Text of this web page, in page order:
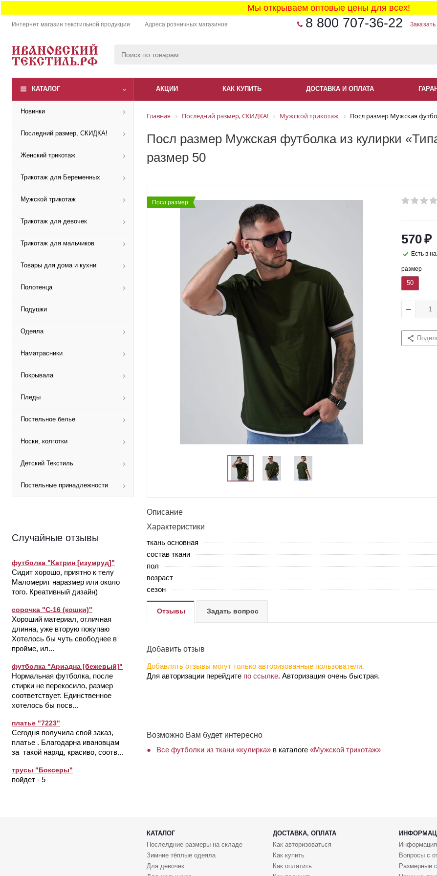
Мы открываем оптовые цены для всех!
Интернет магазин текстильной продукции Адреса розничных магазинов 8 800 707-36-22 Заказать
КАТАЛОГ АКЦИИ КАК КУПИТЬ ДОСТАВКА И ОПЛАТА
Новинки
Последний размер, СКИДКА!
Женский трикотаж
Трикотаж для Беременных
Мужской трикотаж
Трикотаж для девочек
Трикотаж для мальчиков
Товары для дома и кухни
Полотенца
Подушки
Одеяла
Наматрасники
Покрывала
Пледы
Постельное белье
Носки, колготки
Детский Текстиль
Постельные принадлежности
Случайные отзывы
футболка "Катрин [изумруд]"
Сидит хорошо, приятно к телу
Маломерит наразмер или около
того. Креативный дизайн)
сорочка "С-16 (кошки)"
Хороший материал, отличная
длинна, уже вторую покупаю
Хотелось бы чуть свободнее в
пройме, ил...
футболка "Ариадна [бежевый]"
Нормальная футболка, после
стирки не перекосило, размер
соответствует. Единственное
хотелось бы посв...
платье "7223"
Сегодня получила свой заказ,
платье . Благодарна ивановцам
за такой наряд, красиво, соотв...
трусы "Боксеры"
пойдет - 5
Главная Последний размер, СКИДКА! Мужской трикотаж Посл размер Мужская
Посл размер Мужская футболка из кулирки
размер 50
Посл размер
570₽
Есть в
размер
50
Описание
Характеристики
ткань основная
состав ткани
пол
возраст
сезон
Отзывы Задать вопрос
Добавить отзыв
Добавлять отзывы могут только авторизованные пользователи.
Для авторизации перейдите по ссылке. Авторизация очень быстрая.
Возможно Вам будет интересно
Все футболки из ткани «кулирка» в каталоге «Мужской трикотаж»
КАТАЛОГ ДОСТАВКА, ОПЛАТА
Послелдние размеры на складе
Зимние тёплые одеяла
Для девочек
Как авторизоваться
Как купить
Как оплатить
Информация
Вопросы с
Размерные